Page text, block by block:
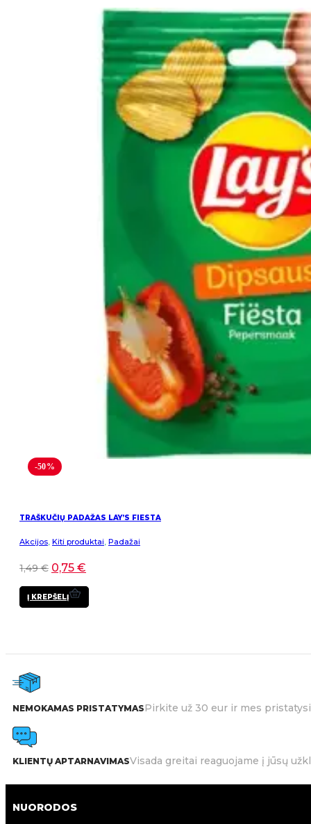
-50%
TRAŠKUČIŲ PADAŽAS LAY’S FIESTA
Akcijos Kiti produktai Padažai
1,49€ 0,75 €
Į KREPŠELĮ
NEMOKAMAS PRISTATYMASPirkite už 30 eur ir mes
KLIENTŲ APTARNAVIMASVisada greitai reaguojame į jūsų
NUORODOS